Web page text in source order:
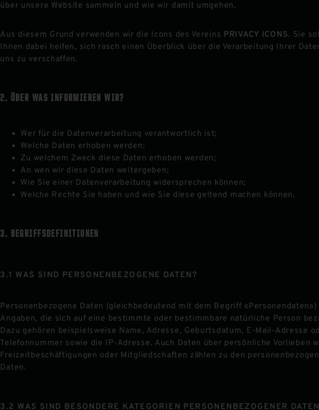
über unsere Website sammeln und wie wir damit umgehen.
Aus diesem Grund verwenden wir die Icons des Vereins PRIVACY ICONS. Sie
Ihnen dabei helfen, sich rasch einen Überblick über die Verarbeitung Ihrer
uns zu verschaffen.
ÜBER WAS INFORMIEREN WIR?
Wer für die Datenverarbeitung verantwortlich ist;
Welche Daten erhoben werden;
Zu welchem Zweck diese Daten erhoben werden;
An wen wir diese Daten weitergeben;
Wie Sie einer Datenverarbeitung widersprechen können;
Welche Rechte Sie haben und wie Sie diese geltend machen können.
BEGRIFFSDEFINITIONEN
WAS SIND PERSONENBEZOGENE DATEN?
Personenbezogene Daten (gleichbedeutend mit dem Begriff «Personendaten»)
Angaben, die sich auf eine bestimmte oder bestimmbare natürliche Person
Dazu gehören beispielsweise Name, Adresse, Geburtsdatum, E-Mail-Adresse
Telefonnummer sowie die IP-Adresse. Auch Daten über persönliche Vorlieben
Freizeitbeschäftigungen oder Mitgliedschaften zählen zu den
Daten.
WAS SIND BESONDERE KATEGORIEN PERSONENBEZOGENER